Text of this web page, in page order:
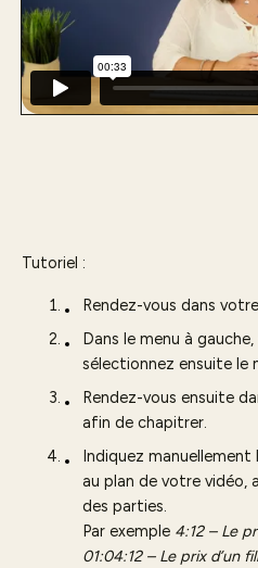
Tutoriel :
Rendez-vous dans votre
Dans le menu à
sélectionnez ensuite le
Rendez-vous ensuite
afin de chapitrer.
Indiquez
au plan de votre vidéo,
des parties.
Par exemple 4:12 – Le
01:04:12 – Le prix d’un